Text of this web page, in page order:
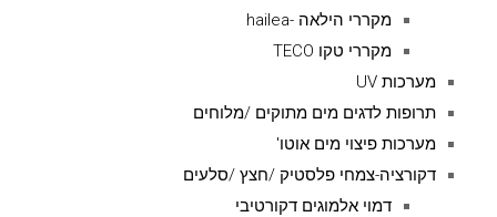
מקררי הילאה -hailea
מקררי טקו TECO
מערכות UV
תרופות לדגים מים מתוקים /מלוחים
מערכות פיצוי מים אוטו'
דקורציה-צמחי פלסטיק /חצץ /סלעים
דמוי אלמוגים דקורטיבי